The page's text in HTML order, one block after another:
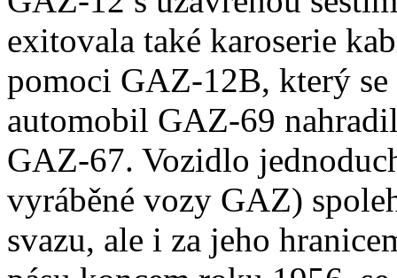
exitovala také karoserie
pomoci GAZ-12B, který
automobil GAZ-69
GAZ-67. Vozidlo
vyráběné vozy GAZ)
svazu, ale i za jeho